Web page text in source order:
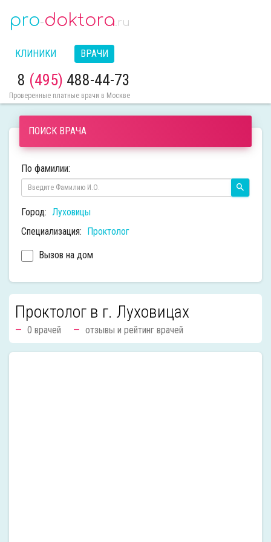
pro-doktora.ru
КЛИНИКИ ВРАЧИ
8 (495) 488-44-73
Проверенные платные врачи в Москве
ПОИСК ВРАЧА
По фамилии:
Город: Луховицы
Специализация: Проктолог
Вызов на дом
Проктолог в г. Луховицах
0 врачей отзывы и рейтинг врачей